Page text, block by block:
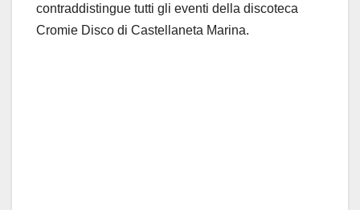
contraddistingue tutti gli eventi della discoteca
Cromie Disco di Castellaneta Marina.